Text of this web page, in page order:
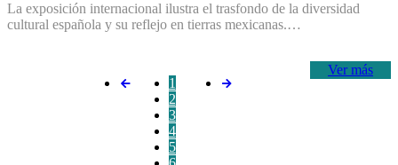
La exposición internacional ilustra el trasfondo de la diversidad
cultural española y su reflejo en tierras mexicanas.…
Ver más
1
2
3
4
5